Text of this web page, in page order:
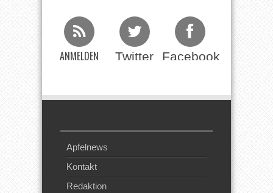
ANMELDEN Twitter Facebook
Apfelnews
Kontakt
Redaktion